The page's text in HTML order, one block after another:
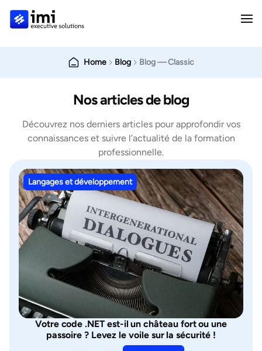
Home Blog Blog — Classic
Nos articles de blog
Découvrez nos derniers articles pour approfondir vos
connaissances et suivre l’actualité de la formation
professionnelle.
Langages et développement
Votre code .NET est-il un château fort ou une
passoire ? Levez le voile sur la sécurité !